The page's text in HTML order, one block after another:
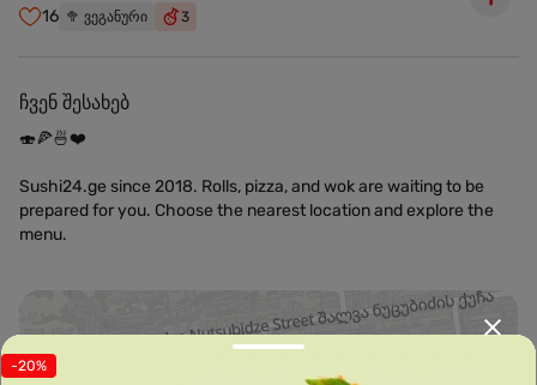
16 🥦 ვეგანური 3
ჩვენ შესახებ
🍣🍕🍜❤️
Sushi24.ge since 2018. Rolls, pizza, and wok are waiting to be
prepared for you. Choose the nearest location and explore the
menu.
-20%